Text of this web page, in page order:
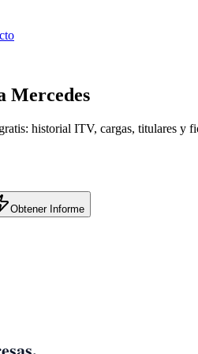
Mercedes
historial ITV, cargas, titulares y
Obtener Informe